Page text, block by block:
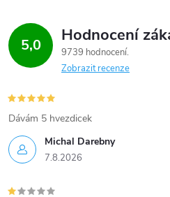
5,0 Hodnocení
9739 hodnocení
Zobrazit recenze
Michal Darebny
7.8.2026
Dávám 5 hvezdicek